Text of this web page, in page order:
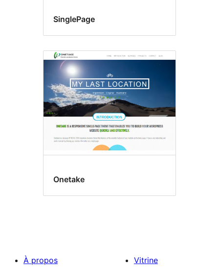
SinglePage
Onetake
À propos
Vitrine